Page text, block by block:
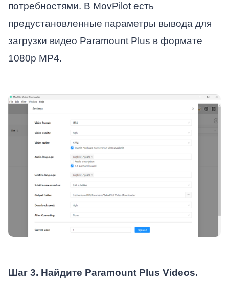
потребностями. В MovPilot есть
предустановленные параметры вывода для
загрузки видео Paramount Plus в формате
1080p MP4.
Шаг 3. Найдите Paramount Plus Videos.